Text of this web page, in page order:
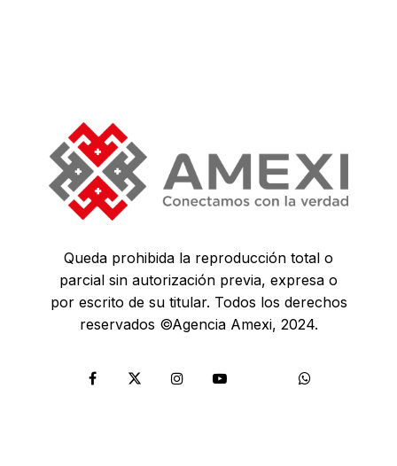
Queda prohibida la reproducción total o
parcial sin autorización previa, expresa o
por escrito de su titular. Todos los derechos
reservados ©Agencia Amexi, 2024.